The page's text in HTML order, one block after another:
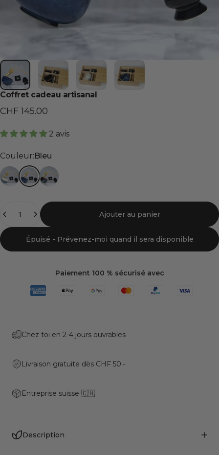
Coffret cadeau artisanal
CHF 145.00
2 avis
Couleur
Couleur:Bleu
Clair BleuFoncé
Ajouter au panier
Épuisé - Prévenez-moi quand il sera disponible
Paiement 100 % sécurisé avec
Chez toi en 2-4 jours ouvrables
Livraison gratuite dès CHF 50.-
Entreprise suisse 🇨🇭
Description